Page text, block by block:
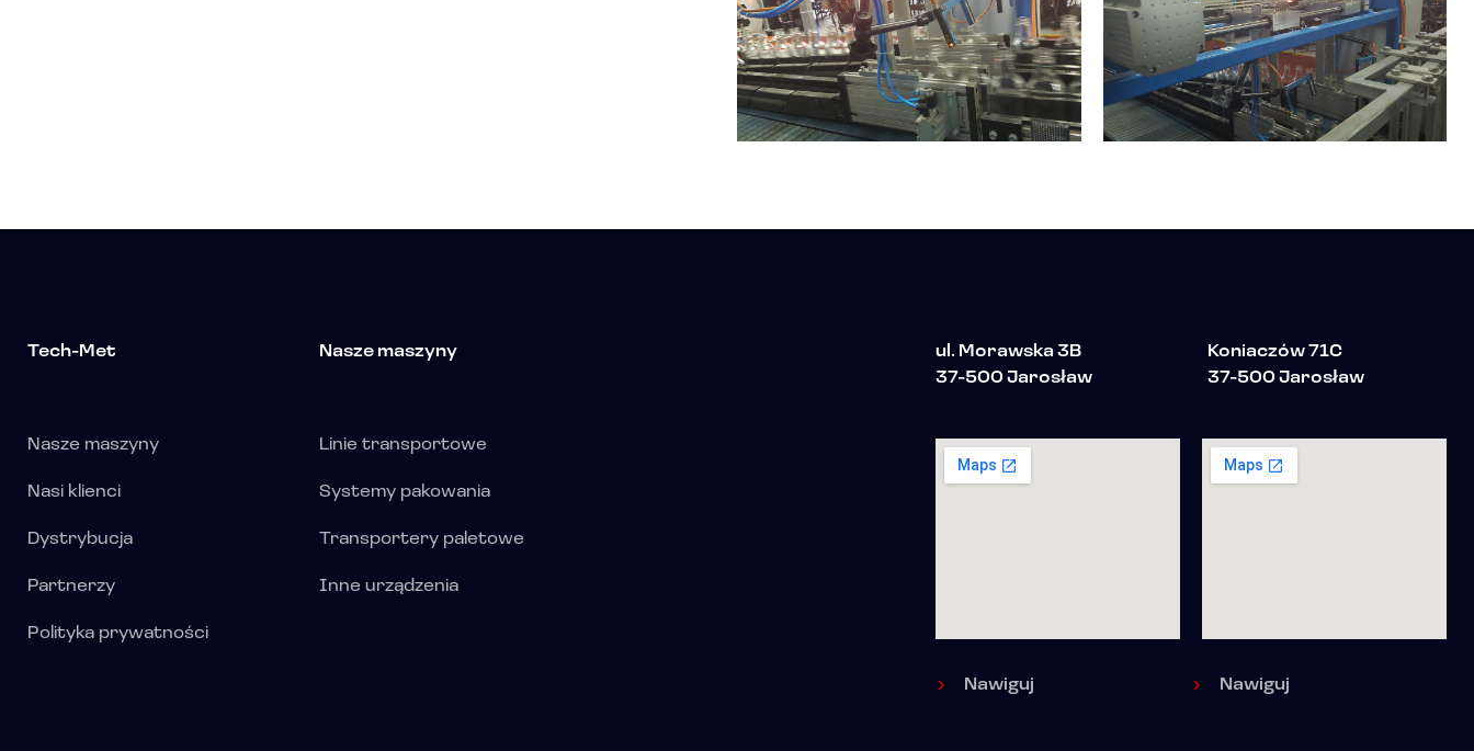
Tech-Met
Nasze maszyny
Nasi klienci
Dystrybucja
Partnerzy
Polityka prywatności
Nasze maszyny
Linie transportowe
Systemy pakowania
Transportery paletowe
Inne urządzenia
ul. Morawska 3B
37-500 Jarosław
Nawiguj
Koniaczów 71C
37-500 Jarosław
Nawiguj